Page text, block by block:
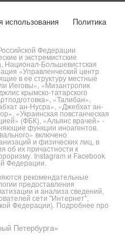
использования
Политика
Федерации
и экстремистские
Национал-Большевистская
«Управленческий центр
в ее структуру местные
Иеговы», «Мизантропик
крымско-татарского
«Талибан»,
ан-Нусра», «Джебхат ан-
«Украинская повстанческая
(ФБК), «Альянс врачей» -
функции иноагентов.
включено
и физических лиц, в
об их причастности к
Instagram и Facebook
Федерации.
рекомендательные
предоставления
и анализа сведений,
сети "Интернет",
Федерации). Подробнее про
Петербурга»